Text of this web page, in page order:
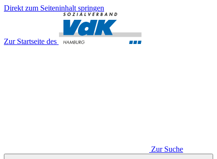
Direkt zum Seiteninhalt springen
Zur Startseite des
Zur Suche